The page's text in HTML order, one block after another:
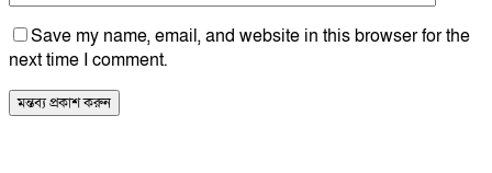
Save my name, email, and website in this browser for the
next time I comment.